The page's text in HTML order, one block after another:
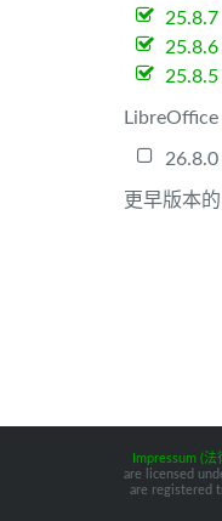
25.8.7
25.8.6
25.8.5
26.8.0
更早版本
Impressum (法
are licensed
are registered